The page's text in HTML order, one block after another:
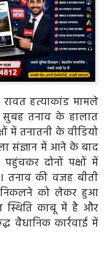
हत्याकांड मामले
तनाव के हालात
में तनातनी के वीडियो
संज्ञान में आने के बाद
दोनों पक्षों में
तनाव की वजह बीती
निकलने को लेकर हुआ
स्थिति काबू में है और
वैधानिक कार्रवाई में